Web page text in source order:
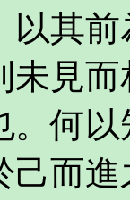
以其
未見
。何
己而